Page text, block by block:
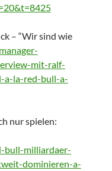
– “Wir sind wie
mit-ralf-
a-la-red-bull-a-
nur spielen:
bull-milliardaer-
dominieren-a-